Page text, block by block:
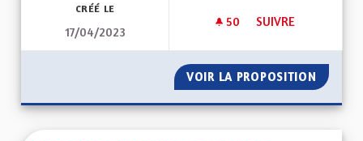
CRÉÉ LE
17/04/2023
50 50 ABONNÉS
SUIVRE
VOIR LA PROPOSITION